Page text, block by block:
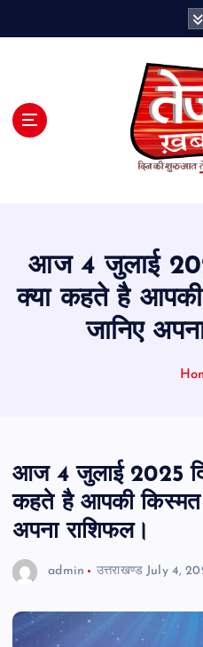
आज 4 जुलाई
क्या कहते है
जानिए
आज 4 जुलाई 2025
कहते है आपकी किस्मत
अपना राशिफल।
admin उत्तराखण्ड July 4,